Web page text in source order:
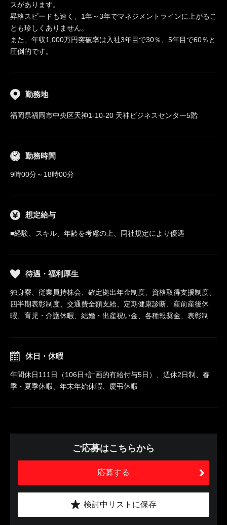
スがあります。
昇格スピードも速く、1年～3年でマネジメントラインに上がるこ
とも珍しくありません。
また、年収1,000万円突破率は入社3年目で30％、5年目で60％と
圧倒的です。
勤務地
福岡県福岡市中央区天神1-10-20 天神ビジネスセンター5階
勤務時間
9時00分～18時00分
想定給与
■経験、スキル、年齢を考慮の上、同社規定により優遇
待遇・福利厚生
独身寮、従業員持株会、確定拠出年金制度、資格取得支援制度、
四半期表彰制度、交通費全額支給、定期健康診断、産前産後休
暇、育児・介護休暇、結婚・出産祝い金、各種報奨金、表彰制
休日・休暇
年間休日111日（106日+計画的有給付与5日）、週休2日制、春
季・夏季休暇、年末年始休暇、慶弔休暇
ご応募はこちらから
応募する
検討中リストに保存